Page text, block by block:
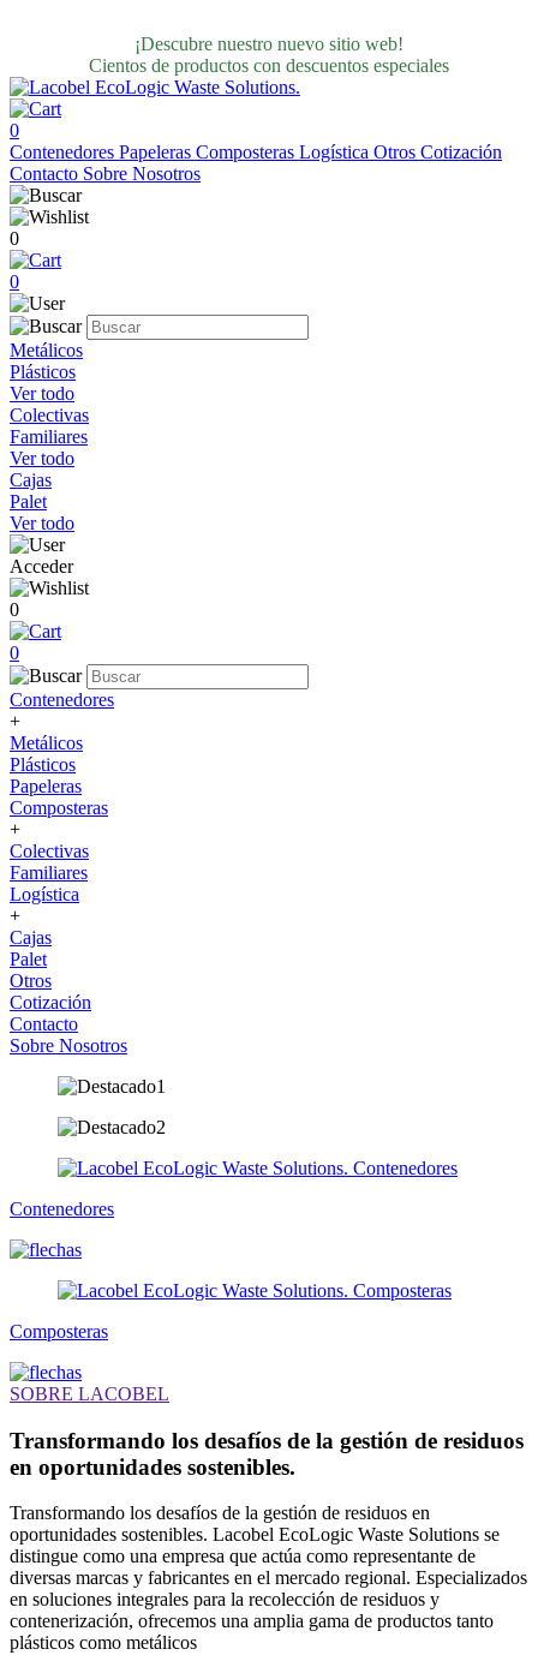
¡Descubre nuestro nuevo sitio web!
Cientos de productos con descuentos especiales
0
Contenedores Papeleras Composteras Logística Otros Cotización
Contacto Sobre Nosotros
0
0
Metálicos
Plásticos
Ver todo
Colectivas
Familiares
Ver todo
Cajas
Palet
Ver todo
Acceder
0
0
Contenedores
+
Metálicos
Plásticos
Papeleras
Composteras
+
Colectivas
Familiares
Logística
+
Cajas
Palet
Otros
Cotización
Contacto
Sobre Nosotros
Contenedores
Composteras
SOBRE LACOBEL
Transformando los desafíos de la gestión de residuos
en oportunidades sostenibles.
Transformando los desafíos de la gestión de residuos en
oportunidades sostenibles. Lacobel EcoLogic Waste Solutions se
distingue como una empresa que actúa como representante de
diversas marcas y fabricantes en el mercado regional. Especializados
en soluciones integrales para la recolección de residuos y
contenerización, ofrecemos una amplia gama de productos tanto
plásticos como metálicos